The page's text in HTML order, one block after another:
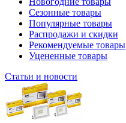
Сезонные товары
Популярные товары
Распродажи и скидки
Рекомендуемые товары
Уцененные товары
Статьи и новости